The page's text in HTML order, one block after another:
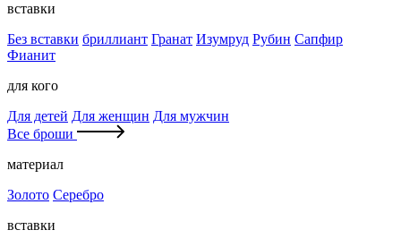
вставки
Без вставки бриллиант Гранат Изумруд Рубин Сапфир
Фианит
для кого
Для детей Для женщин Для мужчин
Все броши
материал
Золото Серебро
вставки